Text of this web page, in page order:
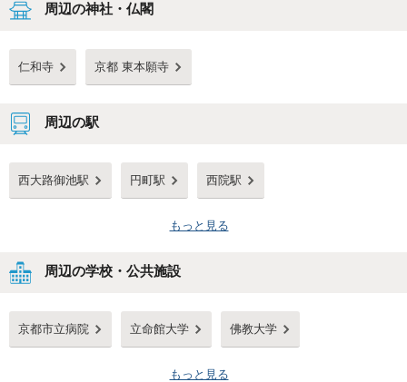
周辺の神社・仏閣
仁和寺 京都 東本願寺
周辺の駅
西大路御池駅 円町駅 西院駅
もっと見る
周辺の学校・公共施設
京都市立病院 立命館大学 佛教大学
もっと見る